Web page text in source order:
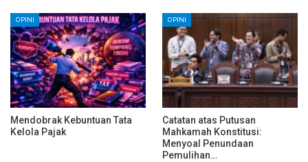
OPINI
Mendobrak Kebuntuan Tata
Kelola Pajak
OPINI
Catatan atas Putusan
Mahkamah Konstitusi:
Menyoal Penundaan
Pemulihan…